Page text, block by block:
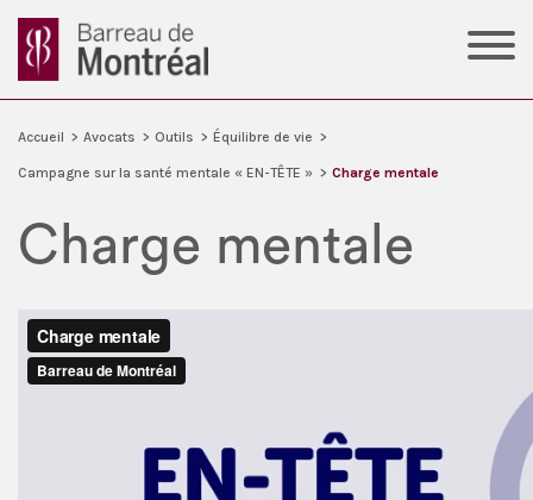
Accueil > Avocats > Outils > Équilibre de vie >
Campagne sur la santé mentale « EN-TÊTE » > Charge mentale
Charge mentale